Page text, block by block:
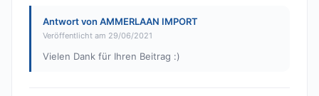
Antwort von AMMERLAAN IMPORT
Veröffentlicht am 29/06/2021
Vielen Dank für Ihren Beitrag :)